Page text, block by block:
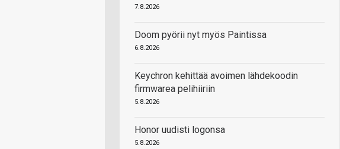
7.8.2026
Doom pyörii nyt myös Paintissa
6.8.2026
Keychron kehittää avoimen lähdekoodin
firmwarea pelihiiriin
5.8.2026
Honor uudisti logonsa
5.8.2026